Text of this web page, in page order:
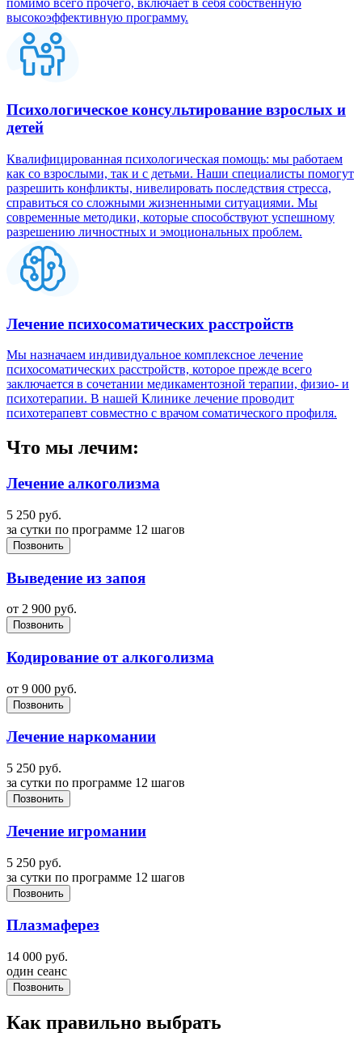
помимо всего прочего, включает в себя собственную
высокоэффективную программу.
Психологическое консультирование взрослых и
детей
Квалифицированная психологическая помощь: мы работаем
как со взрослыми, так и с детьми. Наши специалисты помогут
разрешить конфликты, нивелировать последствия стресса,
справиться со сложными жизненными ситуациями. Мы
современные методики, которые способствуют успешному
разрешению личностных и эмоциональных проблем.
Лечение психосоматических расстройств
Мы назначаем индивидуальное комплексное лечение
психосоматических расстройств, которое прежде всего
заключается в сочетании медикаментозной терапии, физио- и
психотерапии. В нашей Клинике лечение проводит
психотерапевт совместно с врачом соматического профиля.
Что мы лечим:
Лечение алкоголизма
5 250 руб.
за сутки по программе 12 шагов
Позвонить
Выведение из запоя
от 2 900 руб.
Позвонить
Кодирование от алкоголизма
от 9 000 руб.
Позвонить
Лечение наркомании
5 250 руб.
за сутки по программе 12 шагов
Позвонить
Лечение игромании
5 250 руб.
за сутки по программе 12 шагов
Позвонить
Плазмаферез
14 000 руб.
один сеанс
Позвонить
Как правильно выбрать